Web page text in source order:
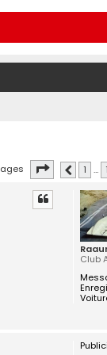
Page 131 sur
1 …
Club